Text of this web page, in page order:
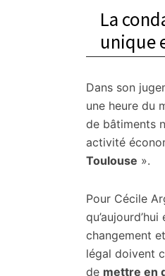
La
unique
Dans son
une heure du
de bâtiments
activité
Toulouse ».
Pour Cécile
changement
légal doivent
de mettre en